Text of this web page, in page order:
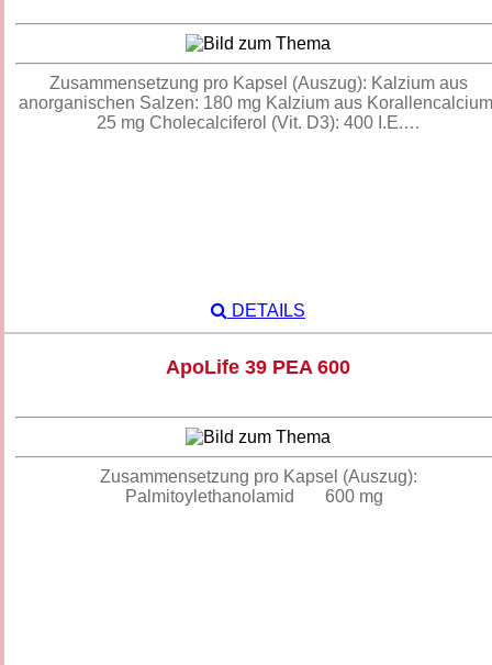
Zusammensetzung pro Kapsel (Auszug): Kalzium aus
anorganischen Salzen: 180 mg Kalzium aus
25 mg Cholecalciferol (Vit. D3): 400 I.E.…
DETAILS
ApoLife 39 PEA 600
Zusammensetzung pro Kapsel (Auszug):
Palmitoylethanolamid 600 mg